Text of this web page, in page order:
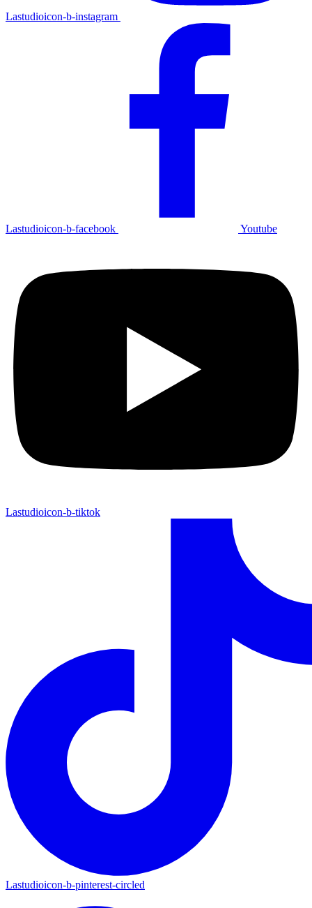
Lastudioicon-b-instagram
Lastudioicon-b-facebook Youtube
Lastudioicon-b-tiktok
Lastudioicon-b-pinterest-circled